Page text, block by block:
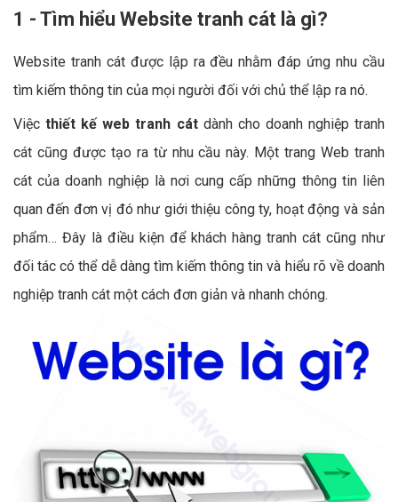
1 - Tìm hiểu Website tranh cát là gì?
Website tranh cát được lập ra đều nhằm đáp ứng nhu cầu
tìm kiếm thông tin của mọi người đối với chủ thể lập ra nó.
Việcthiết kế web tranh cátdành cho doanh nghiệp tranh
cát cũng được tạo ra từ nhu cầu này. Một trang Web tranh
cát của doanh nghiệp là nơi cung cấp những thông tin liên
quan đến đơn vị đó như giới thiệu công ty, hoạt động và sản
phẩm… Đây là điều kiện để khách hàng tranh cát cũng như
đối tác có thể dễ dàng tìm kiếm thông tin và hiểu rõ về doanh
nghiệp tranh cát một cách đơn giản và nhanh chóng.